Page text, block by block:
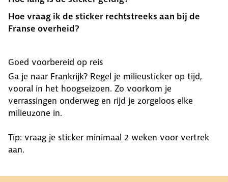
Hoe vraag ik de sticker rechtstreeks aan bij de
Franse overheid?
Goed voorbereid op reis
Ga je naar Frankrijk? Regel je milieusticker op tijd,
vooral in het hoogseizoen. Zo voorkom je
verrassingen onderweg en rijd je zorgeloos elke
milieuzone in.
Tip: vraag je sticker minimaal 2 weken voor vertrek
aan.